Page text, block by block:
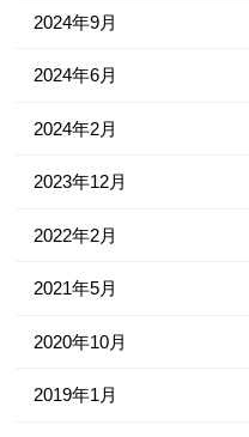
2024年9月
2024年6月
2024年2月
2023年12月
2022年2月
2021年5月
2020年10月
2019年1月